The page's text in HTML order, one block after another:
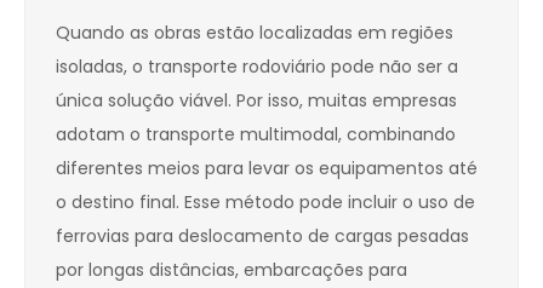
Quando as obras estão localizadas em regiões
isoladas, o transporte rodoviário pode não ser a
única solução viável. Por isso, muitas empresas
adotam o transporte multimodal, combinando
diferentes meios para levar os equipamentos até
o destino final. Esse método pode incluir o uso de
ferrovias para deslocamento de cargas pesadas
por longas distâncias, embarcações para